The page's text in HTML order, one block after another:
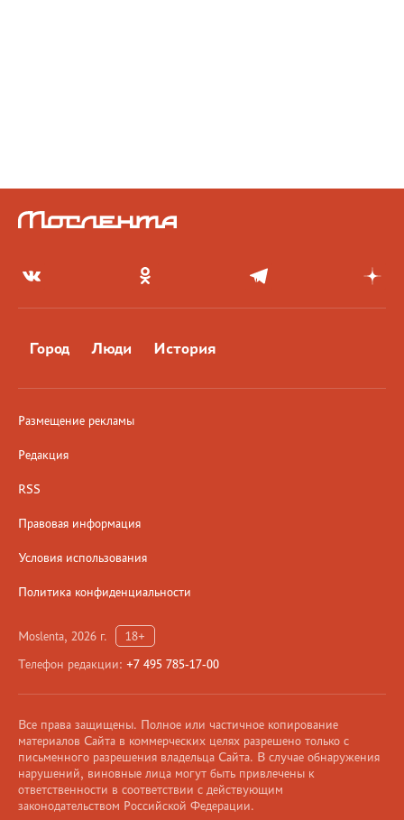
Город Люди История
Размещение рекламы
Редакция
RSS
Правовая информация
Условия использования
Политика конфиденциальности
Moslenta, 2026 г.
18+
Телефон редакции: +7 495 785-17-00
Все права защищены. Полное или частичное копирование
материалов Сайта в коммерческих целях разрешено только с
письменного разрешения владельца Сайта. В случае обнаружения
нарушений, виновные лица могут быть привлечены к
ответственности в соответствии с действующим
законодательством Российской Федерации.